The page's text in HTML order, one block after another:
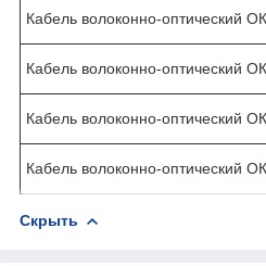
Кабель волоконно-оптический
Кабель волоконно-оптический
Кабель волоконно-оптический
Кабель волоконно-оптический
Скрыть